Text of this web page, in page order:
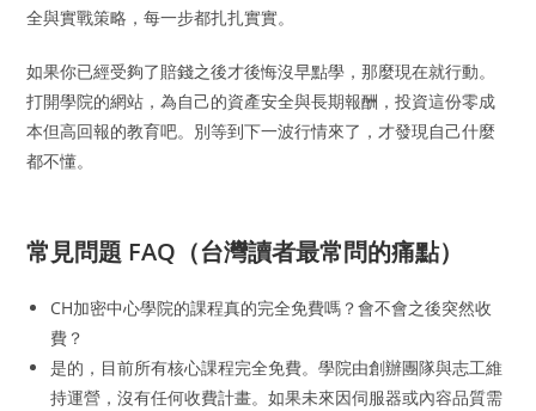
全與實戰策略，每一步都扎扎實實。
如果你已經受夠了賠錢之後才後悔沒早點學，那麼現在就行動。
打開學院的網站，為自己的資產安全與長期報酬，投資這份零成
本但高回報的教育吧。別等到下一波行情來了，才發現自己什麼
都不懂。
常見問題 FAQ（台灣讀者最常問的痛點）
CH加密中心學院的課程真的完全免費嗎？會不會之後突然收
費？
是的，目前所有核心課程完全免費。學院由創辦團隊與志工維
持運營，沒有任何收費計畫。如果未來因伺服器或內容品質需